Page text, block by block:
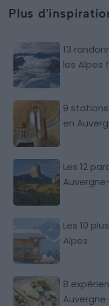
Plus
13
les Alpes
9
en
Les 12
Les 10
Alpes
8